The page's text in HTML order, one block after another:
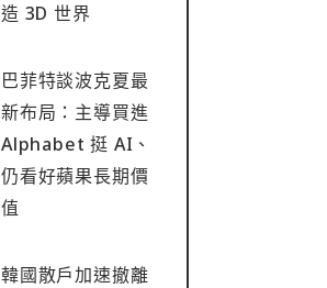
造 3D 世界
巴菲特談波克夏最
新布局：主導買進
Alphabet 挺 AI、
仍看好蘋果長期價
值
韓國散戶加速撤離